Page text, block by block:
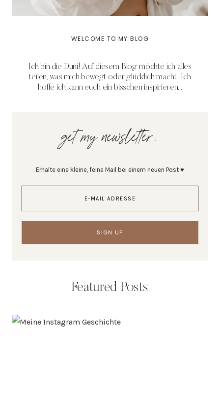
WELCOME TO MY BLOG
Ich bin die Duni! Auf diesem Blog möchte ich alles
teilen, was mich bewegt oder glücklich macht! Ich
hoffe ich kann euch ein bisschen inspirieren...
get my newsletter.
Erhalte eine kleine, feine Mail bei einem neuen Post ♥
Featured Posts